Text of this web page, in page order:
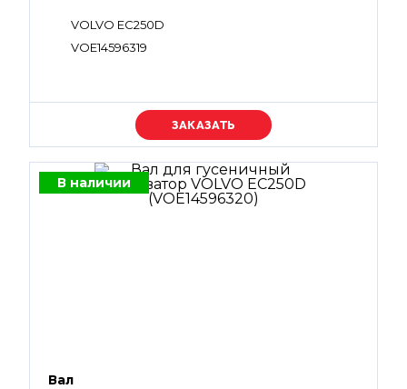
VOLVO EC250D
VOE14596319
Уточняйте цену
В наличии
Вал